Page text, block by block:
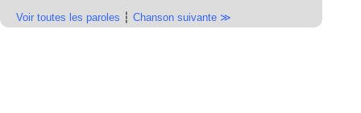
Voir toutes les paroles ┆ Chanson suivante ≫